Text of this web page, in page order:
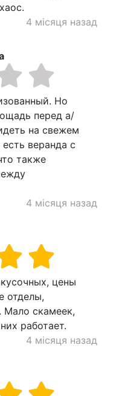
4 місяця назад
Но
перед а/
на свежем
веранда с
также
4 місяця назад
цены
отделы,
скамеек,
работает.
4 місяця назад